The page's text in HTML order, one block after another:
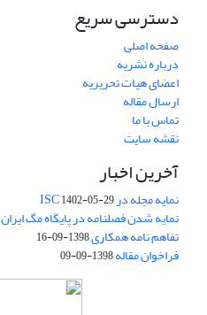
دسترسی سریع
صفحه اصلی
درباره نشریه
اعضای هیات تحریریه
ارسال مقاله
تماس با ما
نقشه سایت
آخرین اخبار
نمایه مجله در ISC1402-05-29
نمایه شدن فصلنامه در پایگاه مگ ایران
تفاهم نامه همکاری1398-09-16
فراخوان مقاله1398-09-09